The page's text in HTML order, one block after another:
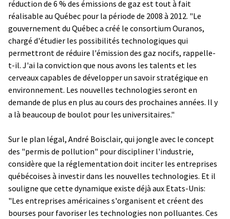
réduction de 6 % des émissions de gaz est tout à fait
réalisable au Québec pour la période de 2008 à 2012. "Le
gouvernement du Québec a créé le consortium Ouranos,
chargé d'étudier les possibilités technologiques qui
permettront de réduire l'émission des gaz nocifs, rappelle-
t-il. J'ai la conviction que nous avons les talents et les
cerveaux capables de développer un savoir stratégique en
environnement. Les nouvelles technologies seront en
demande de plus en plus au cours des prochaines années. Il y
a là beaucoup de boulot pour les universitaires."
Sur le plan légal, André Boisclair, qui jongle avec le concept
des "permis de pollution" pour discipliner l'industrie,
considère que la réglementation doit inciter les entreprises
québécoises à investir dans les nouvelles technologies. Et il
souligne que cette dynamique existe déjà aux Etats-Unis:
"Les entreprises américaines s'organisent et créent des
bourses pour favoriser les technologies non polluantes. Ces